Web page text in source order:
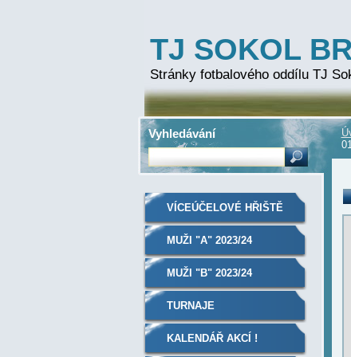
TJ SOKOL
Stránky fotbalového oddílu TJ
VÍCEÚČELOVÉ HŘIŠTĚ
MUŽI "A" 2023/24
MUŽI "B" 2023/24
TURNAJE
KALENDÁŘ AKCÍ !
Vyhledávání